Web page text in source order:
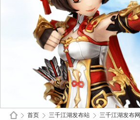
首页 三千江湖发布站 三千江湖发布网